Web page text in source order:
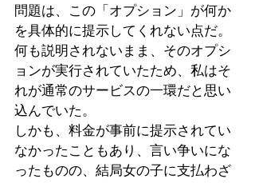
問題は、この「オプション」が何か
を具体的に提示してくれない点だ。
何も説明されないまま、そのオプシ
ョンが実行されていたため、私はそ
れが通常のサービスの一環だと思い
込んでいた。
しかも、料金が事前に提示されてい
なかったこともあり、言い争いにな
ったものの、結局女の子に支払わざ